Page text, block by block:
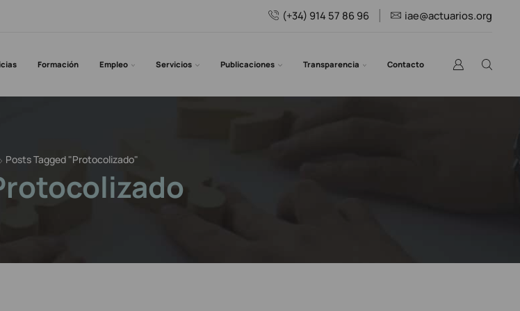
(+34) 914 57 86 96 iae@actuarios.org
Formación Empleo Servicios Publicaciones Transparencia Contacto
Posts Tagged "protocolizado"